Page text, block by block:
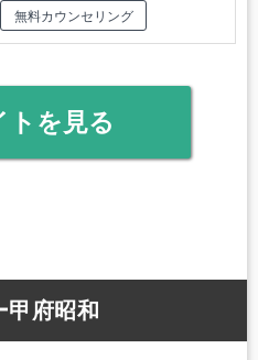
無料カウンセリング
トを見る
甲府昭和